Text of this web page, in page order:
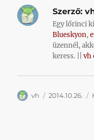
Szerző:
Egy lőrinci
Blueskyon,
üzennél,
keress. ||vh
Szerző
vh Közzétéve
2014.10.26.